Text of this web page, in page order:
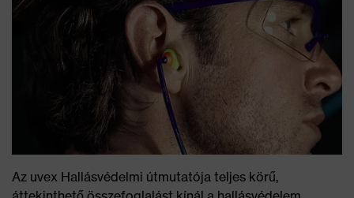
Az uvex Hallásvédelmi útmutatója teljes körű,